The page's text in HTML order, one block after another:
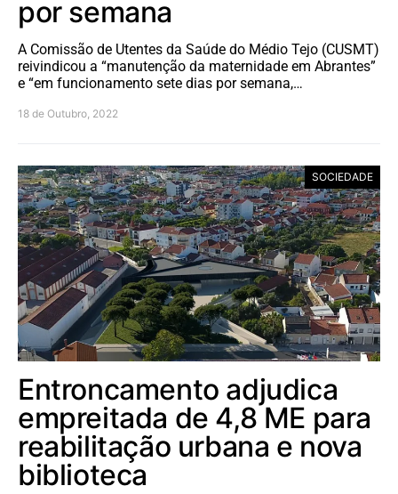
por semana
A Comissão de Utentes da Saúde do Médio Tejo (CUSMT)
reivindicou a “manutenção da maternidade em Abrantes”
e “em funcionamento sete dias por semana,…
18 de Outubro, 2022
SOCIEDADE
Entroncamento adjudica
empreitada de 4,8 ME para
reabilitação urbana e nova
biblioteca